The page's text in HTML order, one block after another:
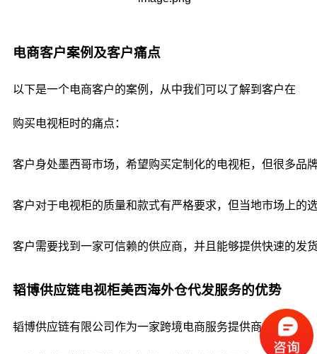
电商客户案例及客户痛点
以下是一个电商客户的案例，从中我们可以了解到客户在
购买电视柜时的痛点：
客户身处墨西哥市场，希望购买定制化的电视柜，但很多品
客户对于电视柜的质量和款式有严格要求，但当地市场上的
客户需要找到一家可信赖的供应商，并且能够提供快速的发
韬博供应链电视柜美西海外仓代发服务的优势
韬博供应链有限公司作为一家跨境电商服务提供商，致力